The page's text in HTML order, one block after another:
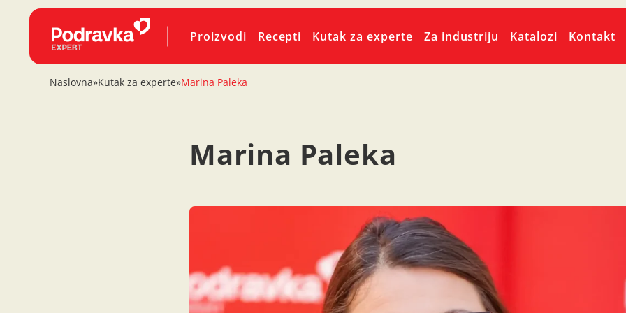
Proizvodi Recepti Kutak za experte Za industriju Katalozi Kontakt
Naslovna»Kutak za experte»Marina Paleka
Marina Paleka